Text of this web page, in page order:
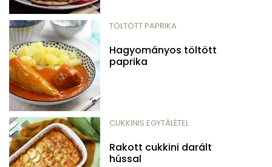
TÖLTÖTT PAPRIKA
Hagyományos töltött
paprika
CUKKINIS EGYTÁLÉTEL
Rakott cukkini darált
hússal